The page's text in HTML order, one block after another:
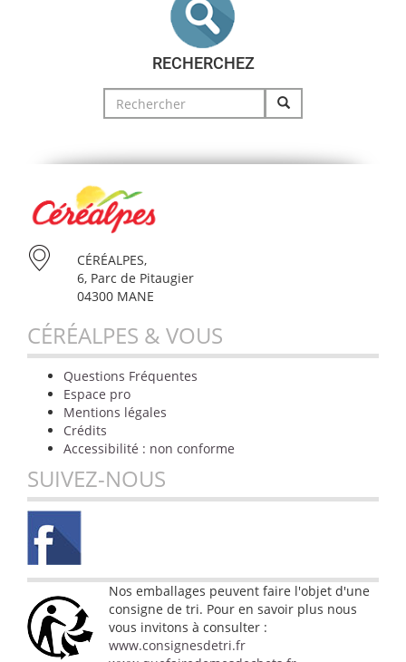
RECHERCHEZ
Search
for:
CÉRÉALPES,
6, Parc de Pitaugier
04300 MANE
CÉRÉALPES & VOUS
Questions Fréquentes
Espace pro
Mentions légales
Crédits
Accessibilité : non conforme
SUIVEZ-NOUS
Nos emballages peuvent faire l'objet d'une
consigne de tri. Pour en savoir plus nous
vous invitons à consulter :
www.consignesdetri.fr